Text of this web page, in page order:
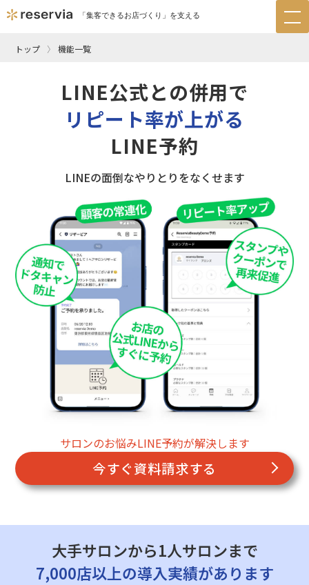
「集客できるお店づくり」を支える
トップ 機能一覧
LINE公式との併用で
リピート率が上がる
LINE予約
LINEの面倒なやりとりをなくせます
サロンのお悩みLINE予約が解決します
今すぐ資料請求する
大手サロンから1人サロンまで
7,000店以上の導入実績があります